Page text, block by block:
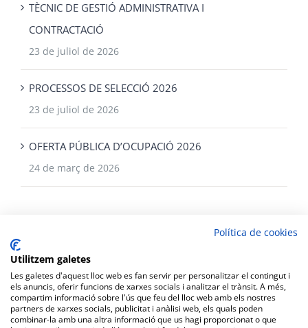
TÈCNIC DE GESTIÓ ADMINISTRATIVA I
CONTRACTACIÓ
23 de juliol de 2026
PROCESSOS DE SELECCIÓ 2026
23 de juliol de 2026
OFERTA PÚBLICA D’OCUPACIÓ 2026
24 de març de 2026
Copyright Ajuntament de Corbera |Protecció de dades personals
Política de cookies
Utilitzem galetes
Les galetes d'aquest lloc web es fan servir per personalitzar el contingut i
els anuncis, oferir funcions de xarxes socials i analitzar el trànsit. A més,
compartim informació sobre l'ús que feu del lloc web amb els nostres
partners de xarxes socials, publicitat i anàlisi web, els quals poden
combinar-la amb una altra informació que us hagi proporcionat o que